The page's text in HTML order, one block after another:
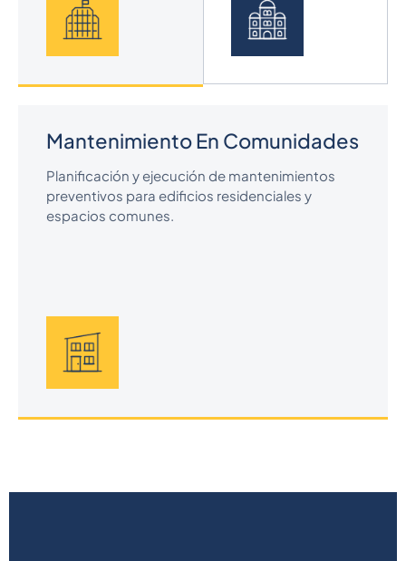
Mantenimiento En Comunidades
Planificación y ejecución de mantenimientos
preventivos para edificios residenciales y
espacios comunes.